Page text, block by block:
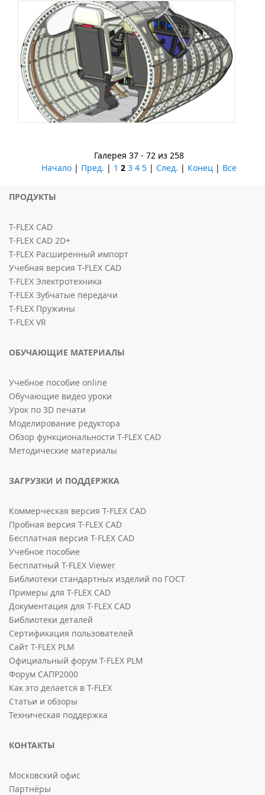
Галерея 37 - 72 из 258
Начало| Пред. | 1 2 3 4 5| След. | Конец | Все
ПРОДУКТЫ
T-FLEX CAD
T-FLEX CAD 2D+
T-FLEX Расширенный импорт
Учебная версия T-FLEX CAD
T-FLEX Электротехника
T-FLEX Зубчатые передачи
T-FLEX Пружины
T-FLEX VR
ОБУЧАЮЩИЕ МАТЕРИАЛЫ
Учебное пособие online
Обучающие видео уроки
Урок по 3D печати
Моделирование редуктора
Обзор функциональности T-FLEX CAD
Методические материалы
ЗАГРУЗКИ И ПОДДЕРЖКА
Коммерческая версия T-FLEX CAD
Пробная версия T-FLEX CAD
Бесплатная версия T-FLEX CAD
Учебное пособие
Бесплатный T-FLEX Viewer
Библиотеки стандартных изделий по ГОСТ
Примеры для T-FLEX CAD
Документация для T-FLEX CAD
Библиотеки деталей
Сертификация пользователей
Сайт T-FLEX PLM
Официальный форум T-FLEX PLM
Форум САПР2000
Как это делается в T-FLEX
Статьи и обзоры
Техническая поддержка
КОНТАКТЫ
Московский офис
Партнёры